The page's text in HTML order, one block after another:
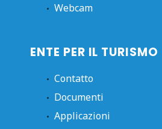
Webcam
ENTE PER IL TURISMO
Contatto
Documenti
Applicazioni